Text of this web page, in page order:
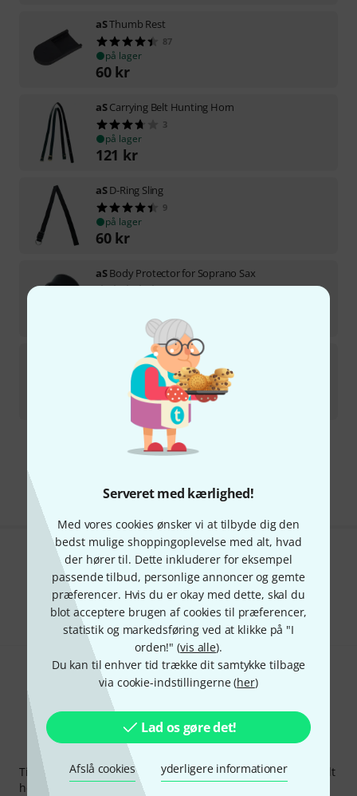
Serveret med kærlighed!
Med vores cookies ønsker vi at tilbyde dig den
bedst mulige shoppingoplevelse med alt, hvad
der hører til. Dette inkluderer for eksempel
passende tilbud, personlige annoncer og gemte
præferencer. Hvis du er okay med dette, skal du
blot acceptere brugen af cookies til præferencer,
statistik og markedsføring ved at klikke på "I
orden!" (vis alle).
Du kan til enhver tid trække dit samtykke tilbage
via cookie-indstillingerne (her)
Lad os gøre det!
Afslå cookies yderligere informationer
aSThumb Rest
87
på lager
60 kr
aSCarrying Belt Hunting Horn
3
på lager
121 kr
aSD-Ring Sling
9
på lager
60 kr
aSBody Protector for Soprano Sax
3
Trumpet Straight Aluminium
14
kr
Gratis levering fra 1.100 kr
Kan du lide det du ser?
Del Hjælp og feedback
Thomann Newsletter
Tilmeld dig Thomann Nyhedsbrevet på engelsk og med lidt
held kan du vinde en af